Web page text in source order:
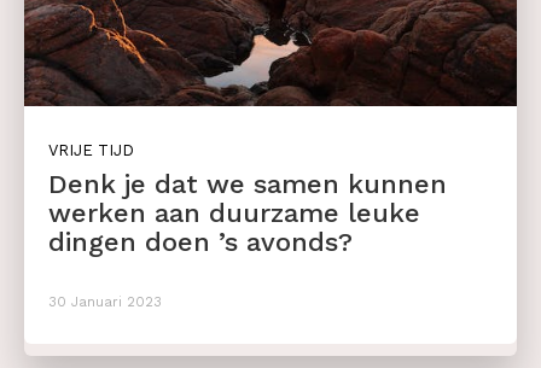
VRIJE TIJD
Denk je dat we samen kunnen
werken aan duurzame leuke
dingen doen ’s avonds?
30 Januari 2023